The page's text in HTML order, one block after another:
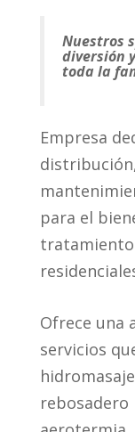
Nuestros
diversión
toda la
Empresa
para el
Ofrece una
servicios